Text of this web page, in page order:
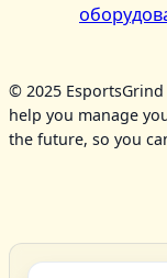
© 2025
help you manage
the future, so you